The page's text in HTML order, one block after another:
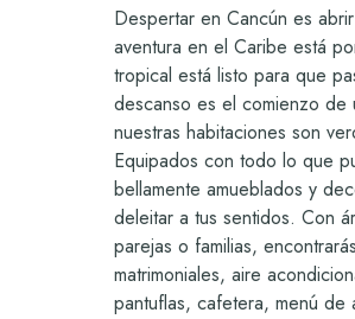
Despertar en Cancún es
aventura en el Caribe está
tropical está listo para que
descanso es el comienzo
nuestras habitaciones son
Equipados con todo lo que
bellamente amueblados y
deleitar a tus sentidos. Con
parejas o familias,
matrimoniales, aire
pantuflas, cafetera, menú de